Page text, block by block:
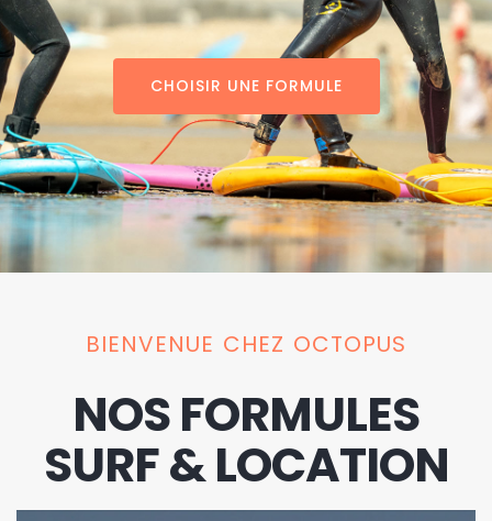
CHOISIR UNE FORMULE
BIENVENUE CHEZ OCTOPUS
NOS FORMULES
SURF & LOCATION